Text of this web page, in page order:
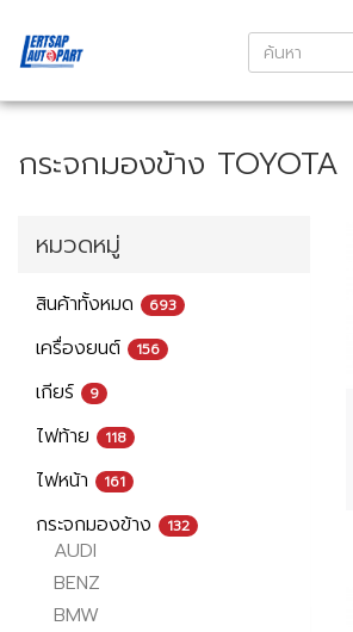
กระจกมองข้าง TOYOTA
หมวดหมู่
สินค้าทั้งหมด 693
เครื่องยนต์ 156
เกียร์ 9
ไฟท้าย 118
ไฟหน้า 161
กระจกมองข้าง 132
AUDI
BENZ
BMW